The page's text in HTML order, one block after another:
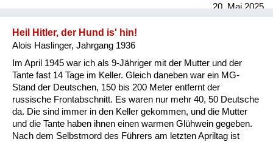
20. Mai 2025
Heil Hitler, der Hund is' hin!
Alois Haslinger, Jahrgang 1936
Im April 1945 war ich als 9-Jähriger mit der Mutter und der
Tante fast 14 Tage im Keller. Gleich daneben war ein MG-
Stand der Deutschen, 150 bis 200 Meter entfernt der
russische Frontabschnitt. Es waren nur mehr 40, 50 Deutsche
da. Die sind immer in den Keller gekommen, und die Mutter
und die Tante haben ihnen einen warmen Glühwein gegeben.
Nach dem Selbstmord des Führers am letzten Apriltag ist